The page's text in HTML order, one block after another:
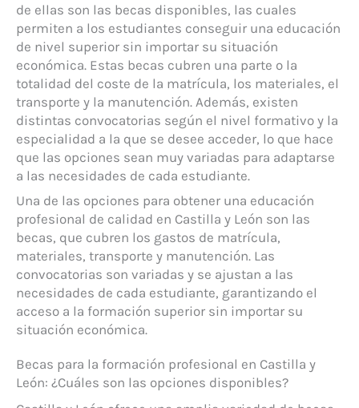
de ellas son las becas disponibles, las cuales
permiten a los estudiantes conseguir una educación
de nivel superior sin importar su situación
económica. Estas becas cubren una parte o la
totalidad del coste de la matrícula, los materiales, el
transporte y la manutención. Además, existen
distintas convocatorias según el nivel formativo y la
especialidad a la que se desee acceder, lo que hace
que las opciones sean muy variadas para adaptarse
a las necesidades de cada estudiante.
Una de las opciones para obtener una educación
profesional de calidad en Castilla y León son las
becas, que cubren los gastos de matrícula,
materiales, transporte y manutención. Las
convocatorias son variadas y se ajustan a las
necesidades de cada estudiante, garantizando el
acceso a la formación superior sin importar su
situación económica.
Becas para la formación profesional en Castilla y
León: ¿Cuáles son las opciones disponibles?